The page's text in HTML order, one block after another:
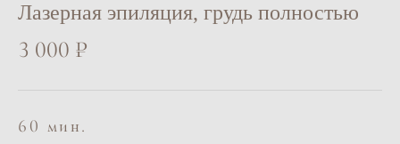
Лазерная эпиляция, грудь полностью
3 000 ₽
60 мин.